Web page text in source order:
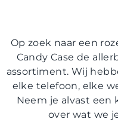
Op zoek naar een
Candy Case de
assortiment. Wij
elke telefoon, elke
Neem je alvast een
over wat we